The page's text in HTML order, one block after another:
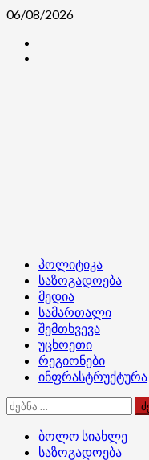
Skip
content
06/08/2026
Primary
Menu
პოლიტიკა
საზოგადოება
მედია
სამართალი
შემთხვევა
უცხოეთი
რეგიონები
ინფრასტრუქტურა
ძებნა:
ბოლო სიახლე
საზოგადოება